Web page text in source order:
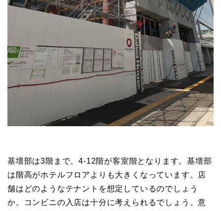
基壇部は3階まで。4-12階が客室階となります。基壇部
は階高がホテルフロアよりも大きくなっています。店
舗はどのようなテナントを想定しているのでしょう
か。コンビニの入店は十分に考えられるでしょう。意